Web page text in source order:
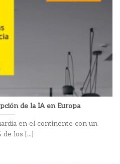
de la IA en Europa
en el continente con un
de los [...]